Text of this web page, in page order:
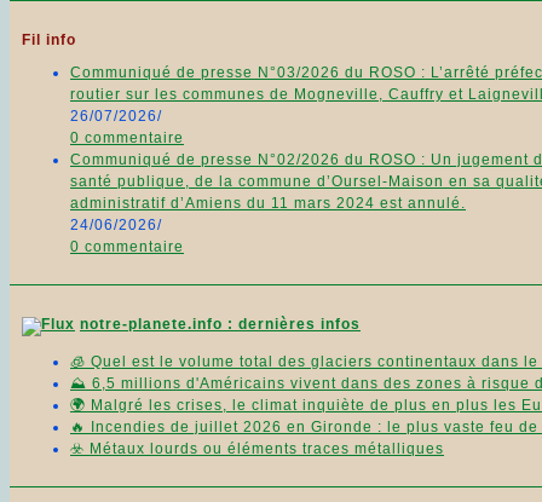
Fil info
Communiqué de presse N°03/2026 du ROSO : L’arrêté
routier sur les communes de Mogneville, Cauffry et
26/07/2026/
0 commentaire
Communiqué de presse N°02/2026 du ROSO : Un
santé publique, de la commune d’Oursel-Maison en sa
administratif d’Amiens du 11 mars 2024 est annulé.
24/06/2026/
0 commentaire
notre-planete.info : dernières infos
🧊 Quel est le volume total des glaciers continentaux dans le
⛰️ 6,5 millions d'Américains vivent dans des zones à risque
🌍 Malgré les crises, le climat inquiète de plus en plus les
🔥 Incendies de juillet 2026 en Gironde : le plus vaste feu
☣️ Métaux lourds ou éléments traces métalliques